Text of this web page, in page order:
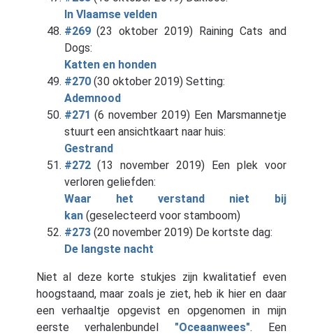
In Vlaamse velden
#269(23 oktober 2019) Raining Cats and
Dogs:
Katten en honden
#270(30 oktober 2019) Setting:
Ademnood
#271 (6 november 2019) Een Marsmannetje
stuurt een ansichtkaart naar huis:
Gestrand
#272(13 november 2019) Een plek voor
verloren geliefden:
Waar het verstand niet bij
kan(geselecteerd voor stamboom)
#273(20 november 2019) De kortste dag:
De langste nacht
Niet al deze korte stukjes zijn kwalitatief even
hoogstaand, maar zoals je ziet, heb ik hier en daar
een verhaaltje opgevist en opgenomen in mijn
eerste verhalenbundel "Oceaanwees". Een